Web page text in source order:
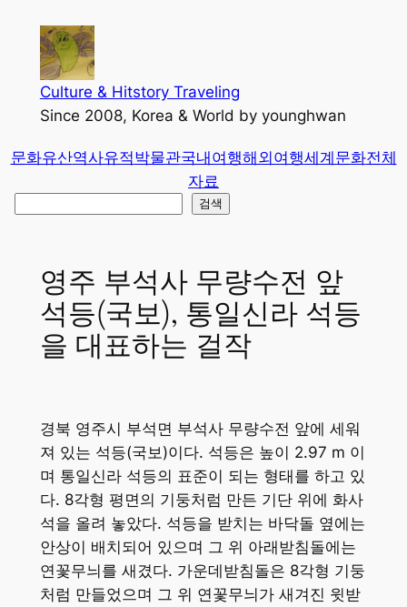
가
Culture & Hitstory Traveling
Since 2008, Korea & World by younghwan
문화유산역사유적박물관국내여행해외여행세계문화전체
자료
검색
영주 부석사 무량수전 앞
석등(국보), 통일신라 석등
을 대표하는 걸작
경북 영주시 부석면 부석사 무량수전 앞에 세워
져 있는 석등(국보)이다. 석등은 높이 2.97 m 이
며 통일신라 석등의 표준이 되는 형태를 하고 있
다. 8각형 평면의 기둥처럼 만든 기단 위에 화사
석을 올려 놓았다. 석등을 받치는 바닥돌 옆에는
안상이 배치되어 있으며 그 위 아래받침돌에는
연꽃무늬를 새겼다. 가운데받침돌은 8각형 기둥
처럼 만들었으며 그 위 연꽃무늬가 새겨진 윗받